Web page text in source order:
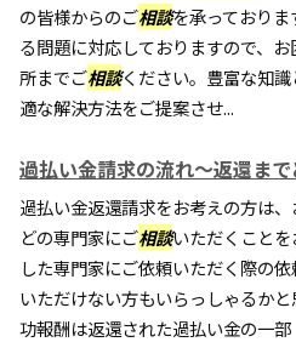
の皆様からのご相談を承っており
る問題に対応しておりますので、
所までご相談ください。豊富な知
適な解決方法をご提案させ...
過払い金請求の流れ～返還ま
過払い金返還請求をお考えの方は
どの専門家にご相談いただくこと
した専門家にご依頼いただく際の
いただけない方もいらっしゃるか
功報酬は返還された過払い金の一